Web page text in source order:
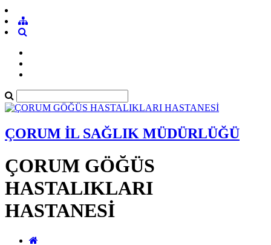
ÇORUM İL SAĞLIK MÜDÜRLÜĞÜ
ÇORUM GÖĞÜS
HASTALIKLARI
HASTANESİ